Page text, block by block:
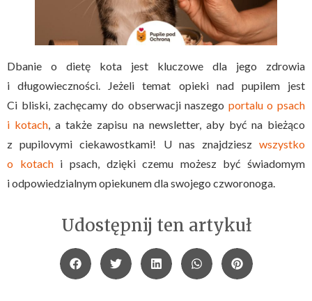
Dbanie o dietę kota jest kluczowe dla jego zdrowia
i długowieczności. Jeżeli temat opieki nad pupilem jest
Ci bliski, zachęcamy do obserwacji naszego portalu o psach
i kotach, a także zapisu na newsletter, aby być na bieżąco
z pupilovymi ciekawostkami! U nas znajdziesz wszystko
o kotachi psach, dzięki czemu możesz być świadomym
i odpowiedzialnym opiekunem dla swojego czworonoga.
Udostępnij ten artykuł